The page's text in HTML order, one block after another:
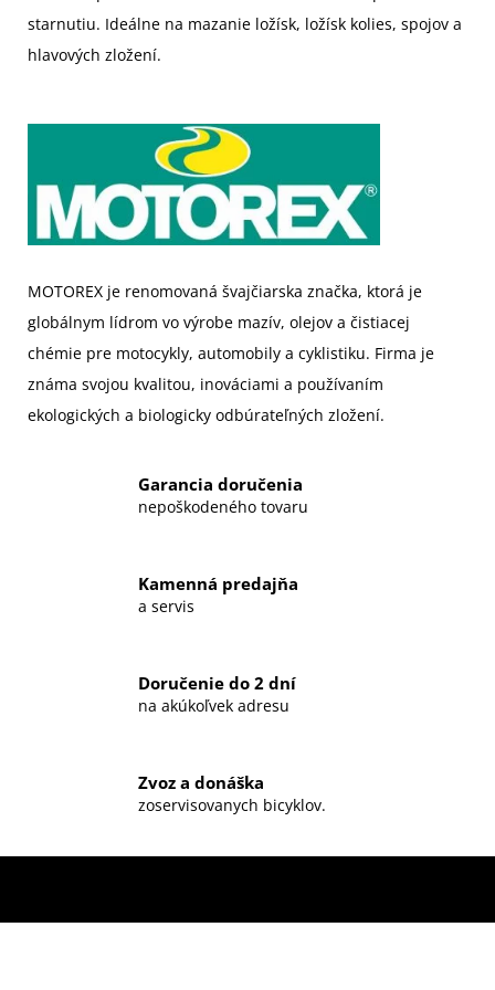
starnutiu. Ideálne na mazanie ložísk, ložísk kolies, spojov a
hlavových zložení.
MOTOREX je renomovaná švajčiarska značka, ktorá je
globálnym lídrom vo výrobe mazív, olejov a čistiacej
chémie pre motocykly, automobily a cyklistiku. Firma je
známa svojou kvalitou, inováciami a používaním
ekologických a biologicky odbúrateľných zložení.
Garancia doručenia
nepoškodeného tovaru
Kamenná predajňa
a servis
Doručenie do 2 dní
na akúkoľvek adresu
Zvoz a donáška
zoservisovanych bicyklov.